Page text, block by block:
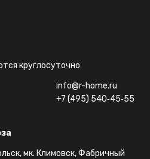
круглосуточно
info@r-home.ru
+7 (495) 540‑45‑55
мк. Климовск, Фабричный